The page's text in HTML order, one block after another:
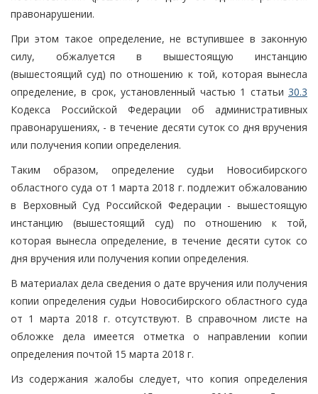
правонарушении.
При этом такое определение, не вступившее в законную
силу, обжалуется в вышестоящую инстанцию
(вышестоящий суд) по отношению к той, которая вынесла
определение, в срок, установленный частью 1 статьи 30.3
Кодекса Российской Федерации об административных
правонарушениях, - в течение десяти суток со дня вручения
или получения копии определения.
Таким образом, определение судьи Новосибирского
областного суда от 1 марта 2018 г. подлежит обжалованию
в Верховный Суд Российской Федерации - вышестоящую
инстанцию (вышестоящий суд) по отношению к той,
которая вынесла определение, в течение десяти суток со
дня вручения или получения копии определения.
В материалах дела сведения о дате вручения или получения
копии определения судьи Новосибирского областного суда
от 1 марта 2018 г. отсутствуют. В справочном листе на
обложке дела имеется отметка о направлении копии
определения почтой 15 марта 2018 г.
Из содержания жалобы следует, что копия определения